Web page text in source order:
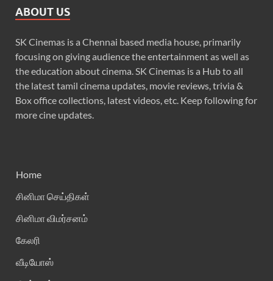
ABOUT US
SK Cinemas is a Chennai based media house, primarily
focusing on giving audience the entertainment as well as
the education about cinema. SK Cinemas is a Hub to all
the latest tamil cinema updates, movie reviews, trivia &
Box office collections, latest videos, etc. Keep following for
more cine updates.
Home
சினிமா செய்திகள்
சினிமா விமர்சனம்
கேலரி
வீடியோஸ்